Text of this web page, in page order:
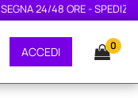
24/48 ORE -
ACCEDI 0